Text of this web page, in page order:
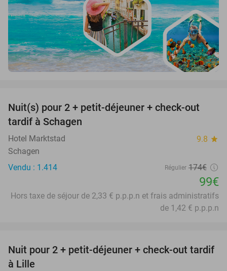
43%
Nuit(s) pour 2 + petit-déjeuner + check-out
tardif à Schagen
Hotel Marktstad 9.8 star
Schagen
Vendu : 1.414
Régulier 174€
99€
Hors taxe de séjour de 2,33 € p.p.p.n et frais administratifs
de 1,42 € p.p.p.n
50%
Nuit pour 2 + petit-déjeuner + check-out tardif
à Lille